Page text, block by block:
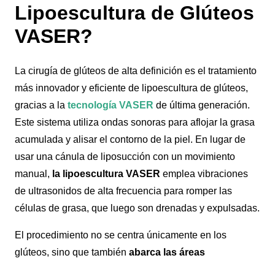
Lipoescultura de Glúteos
VASER?
La cirugía de glúteos de alta definición es el tratamiento
más innovador y eficiente de lipoescultura de glúteos,
gracias a la tecnología VASER de última generación.
Este sistema utiliza ondas sonoras para aflojar la grasa
acumulada y alisar el contorno de la piel. En lugar de
usar una cánula de liposucción con un movimiento
manual, la lipoescultura VASER emplea vibraciones
de ultrasonidos de alta frecuencia para romper las
células de grasa, que luego son drenadas y expulsadas.
El procedimiento no se centra únicamente en los
glúteos, sino que también abarca las áreas